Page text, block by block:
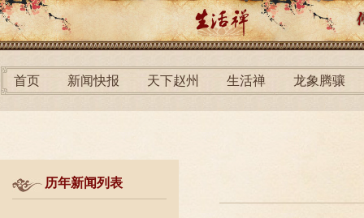
首页 新闻快报 天下赵州 生活禅 龙象腾骧
历年新闻列表